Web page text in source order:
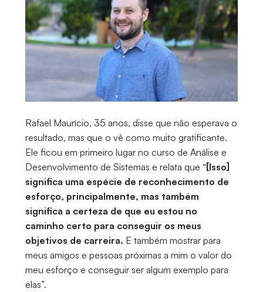
Rafael Maurício, 35 anos, disse que não esperava o
resultado, mas que o vê como muito gratificante.
Ele ficou em primeiro lugar no curso de Análise e
Desenvolvimento de Sistemas e relata que “[Isso]
significa uma espécie de reconhecimento de
esforço, principalmente, mas também
significa a certeza de que eu estou no
caminho certo para conseguir os meus
objetivos de carreira. E também mostrar para
meus amigos e pessoas próximas a mim o valor do
meu esforço e conseguir ser algum exemplo para
elas”.